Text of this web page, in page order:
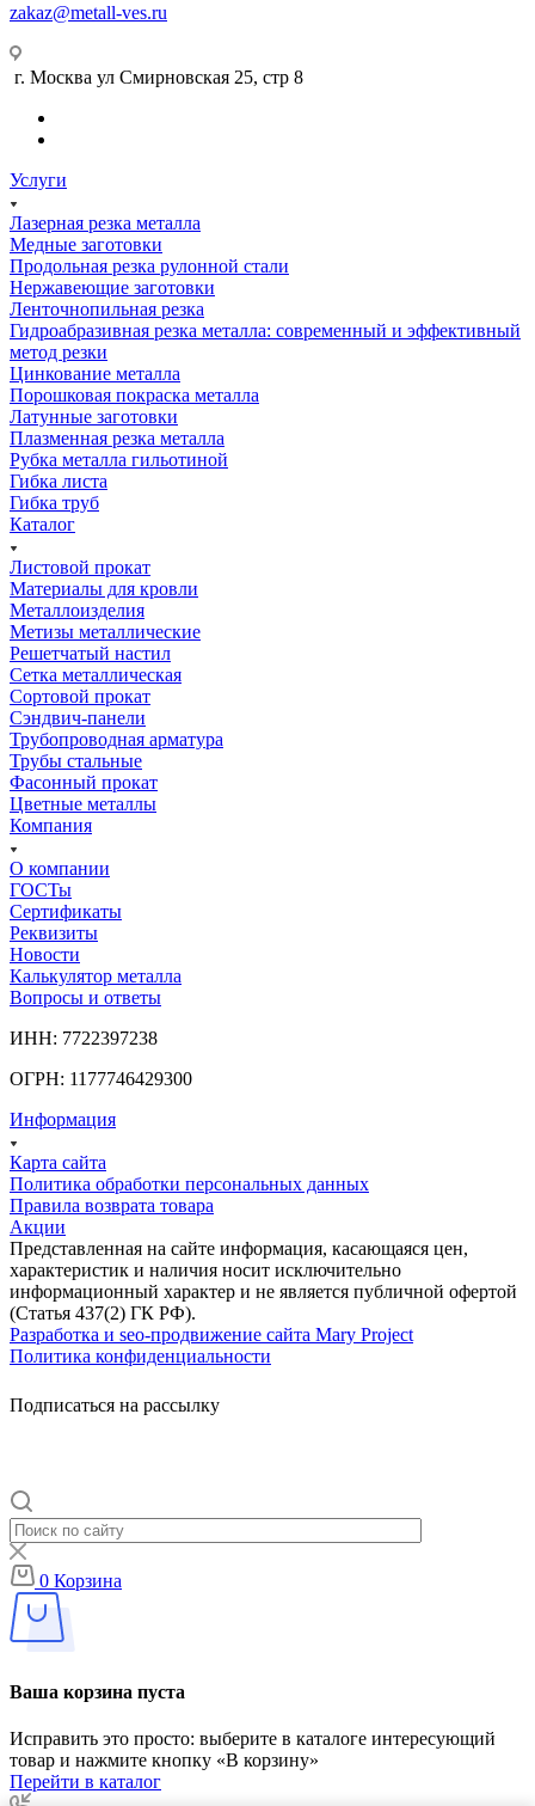
zakaz@metall-ves.ru
г. Москва ул Смирновская 25, стр 8
Услуги
Лазерная резка металла
Медные заготовки
Продольная резка рулонной стали
Нержавеющие заготовки
Ленточнопильная резка
Гидроабразивная резка металла: современный и эффективный
метод резки
Цинкование металла
Порошковая покраска металла
Латунные заготовки
Плазменная резка металла
Рубка металла гильотиной
Гибка листа
Гибка труб
Каталог
Листовой прокат
Материалы для кровли
Металлоизделия
Метизы металлические
Решетчатый настил
Сетка металлическая
Сортовой прокат
Сэндвич-панели
Трубопроводная арматура
Трубы стальные
Фасонный прокат
Цветные металлы
Компания
О компании
ГОСТы
Сертификаты
Реквизиты
Новости
Калькулятор металла
Вопросы и ответы
ИНН: 7722397238
ОГРН: 1177746429300
Информация
Карта сайта
Политика обработки персональных данных
Правила возврата товара
Акции
Представленная на сайте информация, касающаяся цен,
характеристик и наличия носит исключительно
информационный характер и не является публичной офертой
(Статья 437(2) ГК РФ).
Разработка и seo-продвижение сайта Mary Project
Политика конфиденциальности
Подписаться на рассылку
0 Корзина
Ваша корзина пуста
Исправить это просто: выберите в каталоге интересующий
товар и нажмите кнопку «В корзину»
Перейти в каталог